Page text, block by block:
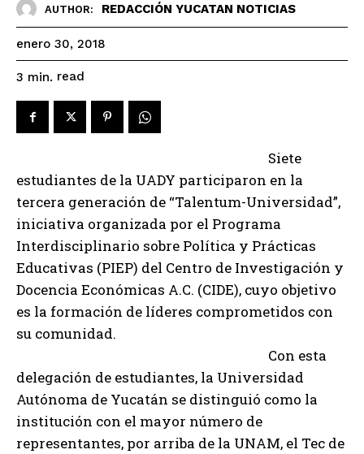
AUTHOR: REDACCIÓN YUCATAN NOTICIAS
enero 30, 2018
3 min. read
Siete
estudiantes de la UADY participaron en la
tercera generación de “Talentum-Universidad”,
iniciativa organizada por el Programa
Interdisciplinario sobre Política y Prácticas
Educativas (PIEP) del Centro de Investigación y
Docencia Económicas A.C. (CIDE), cuyo objetivo
es la formación de líderes comprometidos con
su comunidad.
Con esta
delegación de estudiantes, la Universidad
Autónoma de Yucatán se distinguió como la
institución con el mayor número de
representantes, por arriba de la UNAM, el Tec de